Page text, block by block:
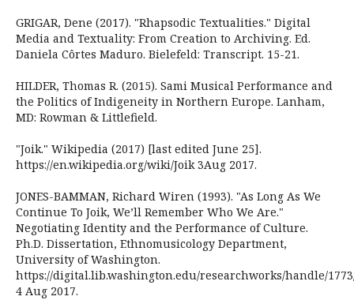
GRIGAR, Dene (2017). "Rhapsodic Textualities." Digital
Media and Textuality: From Creation to Archiving. Ed.
Daniela Côrtes Maduro. Bielefeld: Transcript. 15-21.
HILDER, Thomas R. (2015). Sami Musical Performance and
the Politics of Indigeneity in Northern Europe. Lanham,
MD: Rowman & Littlefield.
"Joik." Wikipedia (2017) [last edited June 25].
https://en.wikipedia.org/wiki/Joik 3Aug 2017.
JONES-BAMMAN, Richard Wiren (1993). "As Long As We
Continue To Joik, We’ll Remember Who We Are."
Negotiating Identity and the Performance of Culture.
Ph.D. Dissertation, Ethnomusicology Department,
University of Washington.
https://digital.lib.washington.edu/researchworks/handle/
4 Aug 2017.